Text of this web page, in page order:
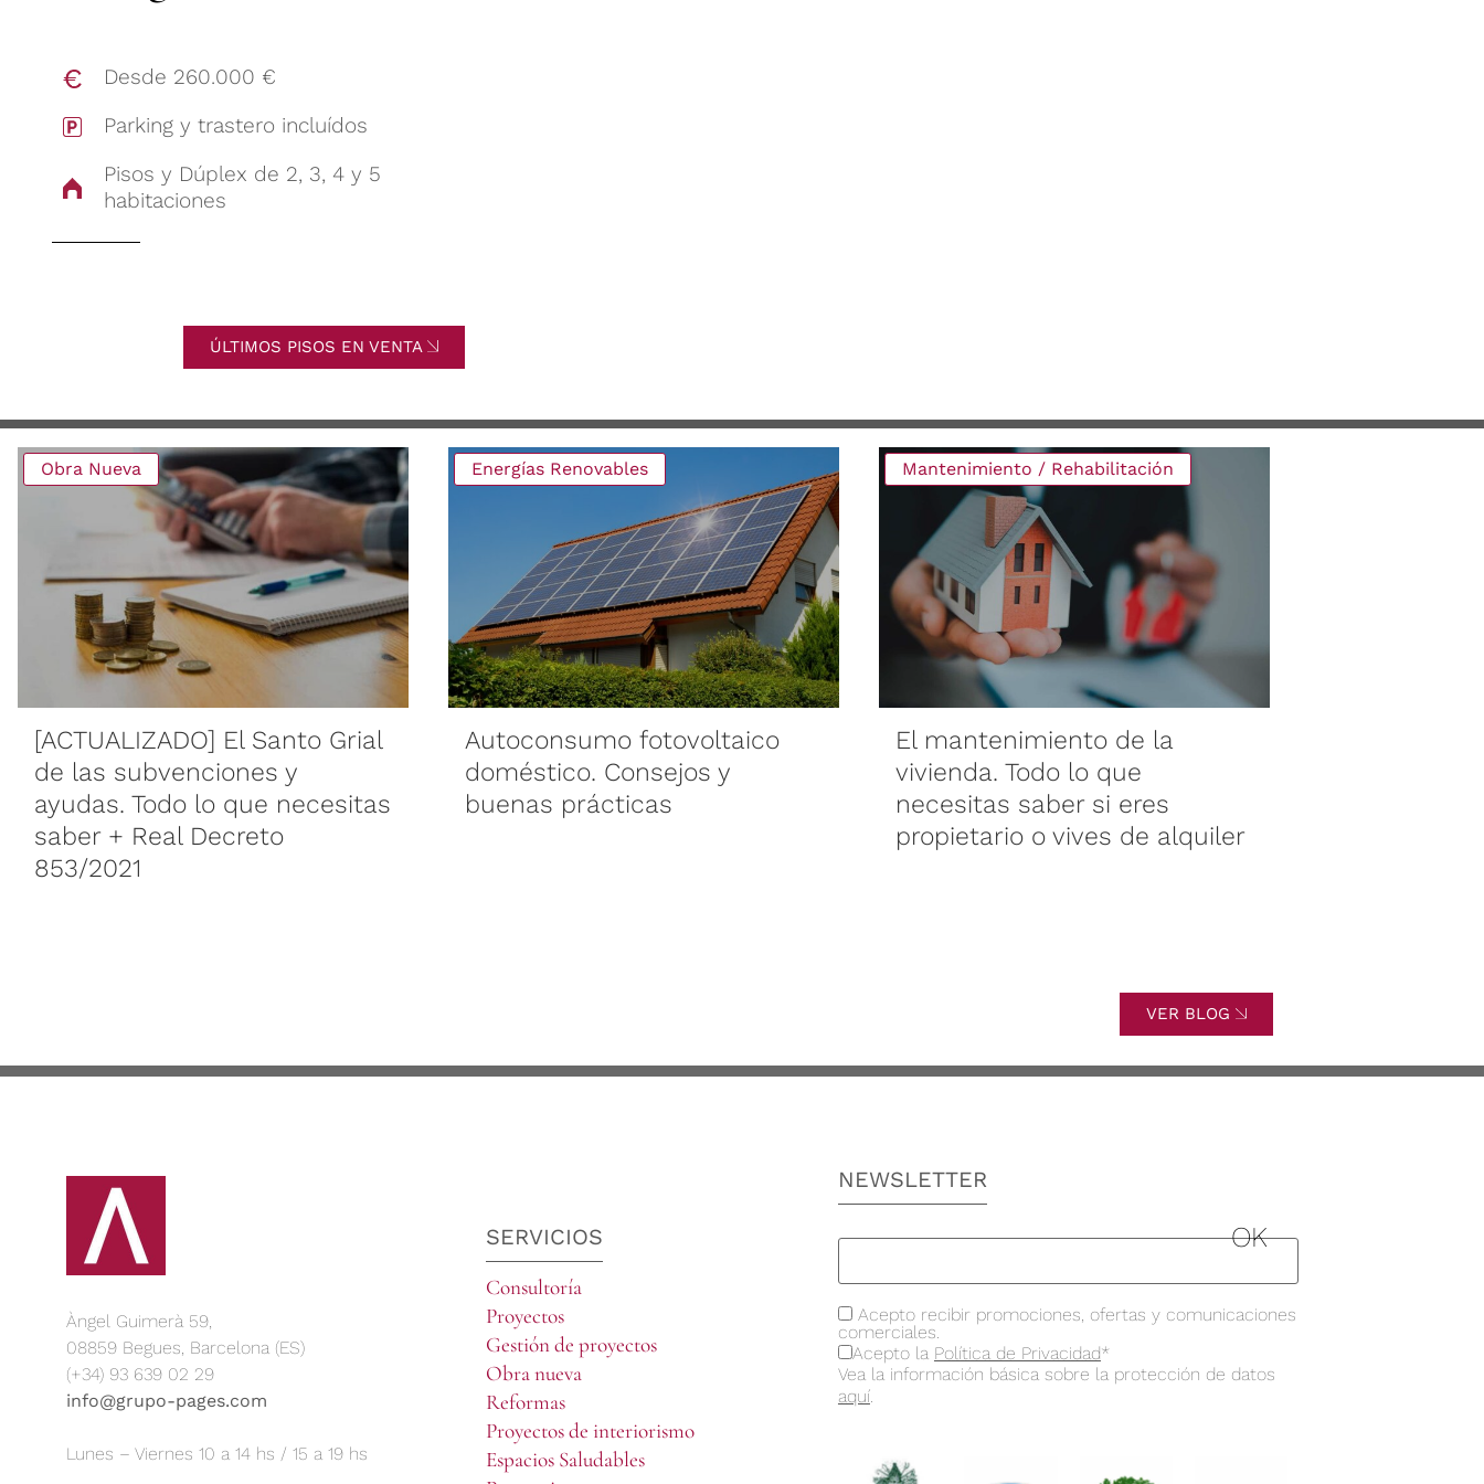
Desde 260.000 €
Parking y trastero incluídos
Pisos y Dúplex de 2, 3, 4 y 5
habitaciones
ÚLTIMOS PISOS EN VENTA
Obra Nueva
[ACTUALIZADO] El Santo Grial
de las subvenciones y
ayudas. Todo lo que necesitas
saber + Real Decreto
853/2021
Energías Renovables
Autoconsumo fotovoltaico
doméstico. Consejos y
buenas prácticas
Mantenimiento / Rehabilitación
El mantenimiento de la
vivienda. Todo lo que
necesitas saber si eres
propietario o vives de alquiler
VER BLOG
Àngel Guimerà 59,
08859 Begues, Barcelona (ES)
(+34) 93 639 02 29
info@grupo-pages.com
Lunes – Viernes 10 a 14 hs / 15 a 19 hs
SERVICIOS
Consultoría
Proyectos
Gestión de proyectos
Obra nueva
Reformas
Proyectos de interiorismo
Espacios Saludables
NEWSLETTER
Acepto recibir promociones, ofertas y comunicaciones
comerciales.
Acepto la Política de Privacidad*
Vea la información básica sobre la protección de datos
aquí.